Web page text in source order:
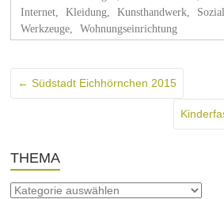
Internet
Kleidung Kunsthandwerk
Werkzeuge
Wohnungseinrichtung
← Südstadt Eichhörnchen 2015
THEMA